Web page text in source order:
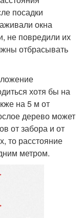
посадки
окна
не повредили их
отбрасывать
хотя бы на
на 5 м от
дерево может
от забора и от
то расстояние
метром.